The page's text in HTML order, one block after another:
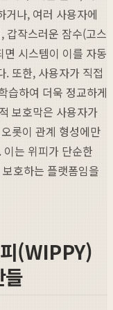
거나, 여러 사용자에
갑작스러운 잠수(고스
시스템이 이를 자동
. 또한, 사용자가 직접
습하여 더욱 정교하게
보호막은 사용자가
롯이 관계 형성에만
는 위피가 단순한
호하는 플랫폼임을
(WIPPY)